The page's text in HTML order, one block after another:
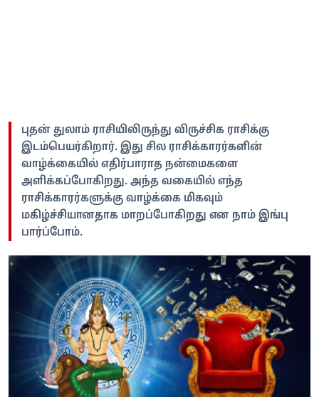
புதன் துலாம் ராசியிலிருந்து விருச்சிக ராசிக்கு
இடம்பெயர்கிறார். இது சில ராசிக்காரர்களின்
வாழ்க்கையில் எதிர்பாராத நன்மைகளை
அளிக்கப்போகிறது. அந்த வகையில் எந்த
ராசிக்காரர்களுக்கு வாழ்க்கை மிகவும்
மகிழ்ச்சியானதாக மாறப்போகிறது என நாம் இங்பு
பார்ப்போம்.